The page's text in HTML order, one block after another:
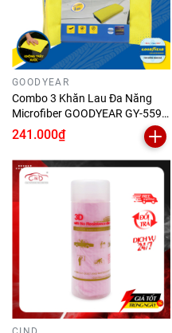
GOODYEAR
Combo 3 Khăn Lau Đa Năng
Microfiber GOODYEAR GY-5599
(40*30cm) Không Gây Trầy
Xước Thấm Hút Bụi Siêu Sạch
241.000₫